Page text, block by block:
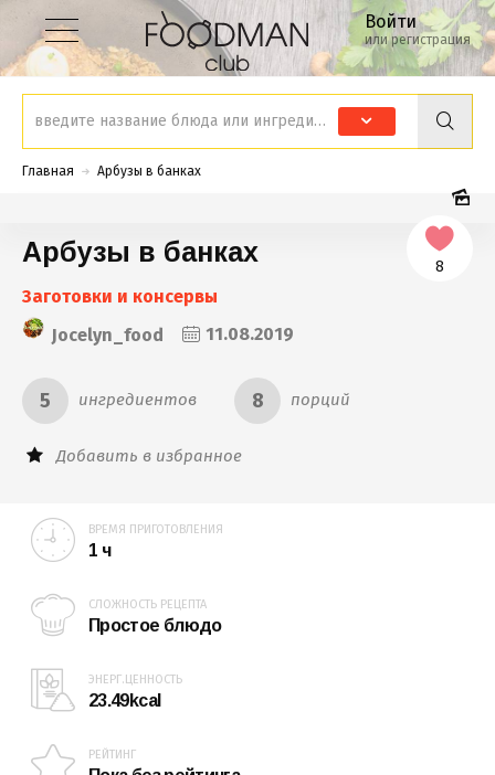
Войти
или регистрация
Главная Арбузы в банках
Арбузы в банках
Заготовки и консервы
Jocelyn_food
11.08.2019
5 ингредиентов 8 порций
Добавить в избранное
8
ВРЕМЯ ПРИГОТОВЛЕНИЯ
1 ч
СЛОЖНОСТЬ РЕЦЕПТА
Простое блюдо
ЭНЕРГ.ЦЕННОСТЬ
23.49kcal
РЕЙТИНГ